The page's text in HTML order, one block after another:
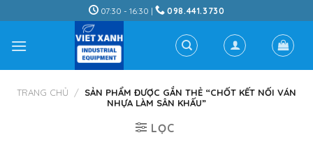
to
content
07:30 - 16:30 | 098.441.3730
TRANG CHỦ / SẢN PHẨM ĐƯỢC GẮN THẺ “CHỐT KẾT NỐI VÁN
NHỰA LÀM SÂN KHẤU”
LỌC